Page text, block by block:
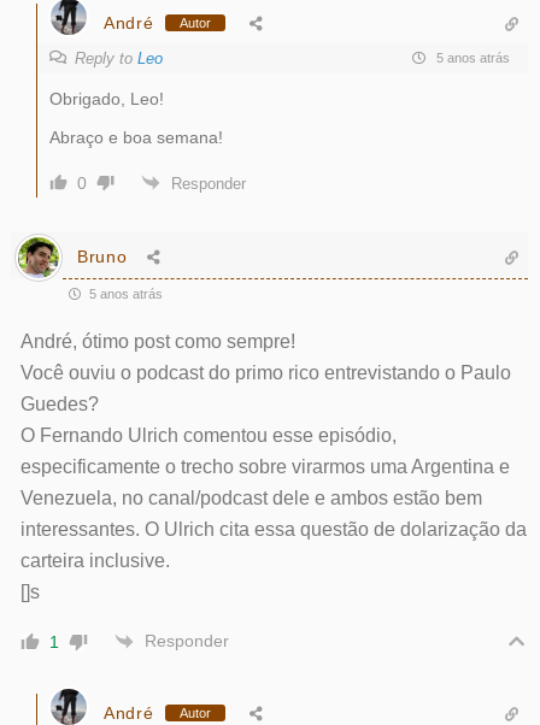
André Autor
Reply to Leo 5 anos atrás
Obrigado, Leo!
Abraço e boa semana!
0 Responder
Bruno
5 anos atrás
André, ótimo post como sempre!
Você ouviu o podcast do primo rico entrevistando o Paulo
Guedes?
O Fernando Ulrich comentou esse episódio,
especificamente o trecho sobre virarmos uma Argentina e
Venezuela, no canal/podcast dele e ambos estão bem
interessantes. O Ulrich cita essa questão de dolarização da
carteira inclusive.
[]s
1 Responder
André Autor